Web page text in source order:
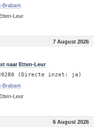
Brabant
Etten-Leur
7 August 2026
naar Etten-Leur
(Directe inzet: ja)
Brabant
Etten-Leur
6 August 2026